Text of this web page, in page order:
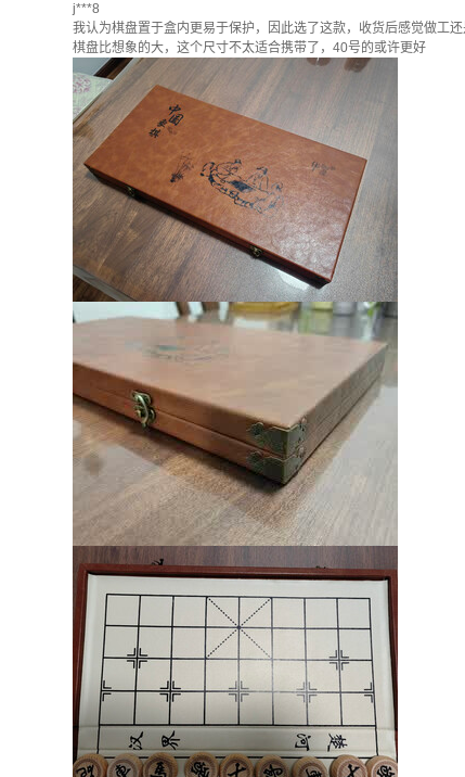
j***8
我认为棋盘置于盒内更易于保护，因此选了这款，收货后感觉做工
棋盘比想象的大，这个尺寸不太适合携带了，40号的或许更好